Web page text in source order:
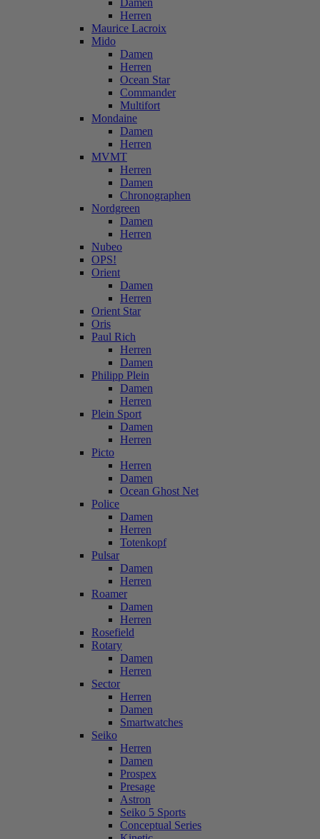
Damen
Herren
Maurice Lacroix
Mido
Damen
Herren
Ocean Star
Commander
Multifort
Mondaine
Damen
Herren
MVMT
Herren
Damen
Chronographen
Nordgreen
Damen
Herren
Nubeo
OPS!
Orient
Damen
Herren
Orient Star
Oris
Paul Rich
Herren
Damen
Philipp Plein
Damen
Herren
Plein Sport
Damen
Herren
Picto
Herren
Damen
Ocean Ghost Net
Police
Damen
Herren
Totenkopf
Pulsar
Damen
Herren
Roamer
Damen
Herren
Rosefield
Rotary
Damen
Herren
Sector
Herren
Damen
Smartwatches
Seiko
Herren
Damen
Prospex
Presage
Astron
Seiko 5 Sports
Conceptual Series